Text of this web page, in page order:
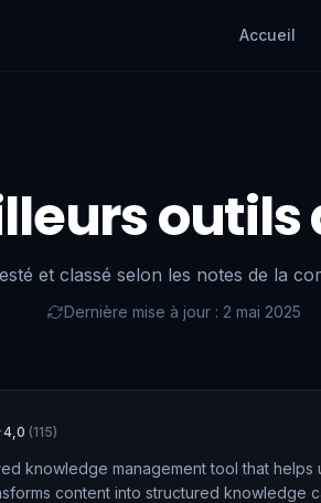
Accueil
outils
et classé selon les notes de la
Dernière mise à jour : 2 mai 2025
4,0 (115)
knowledge management tool that
content into structured